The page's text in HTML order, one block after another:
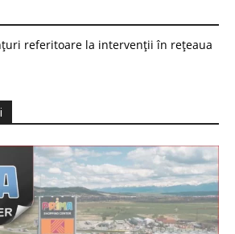
referitoare la intervenții în rețeaua